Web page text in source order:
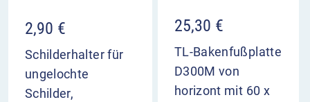
2,90 €
Schilderhalter für
ungelochte
Schilder,
25,30 €
TL-Bakenfußplatte
D300M von
horizont mit 60 x